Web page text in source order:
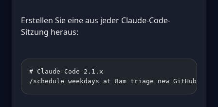
Erstellen Sie eine aus jeder Claude-Code-
Sitzung heraus:
# Claude Code 2.1.x
/schedule weekdays at 8am triage new GitHub